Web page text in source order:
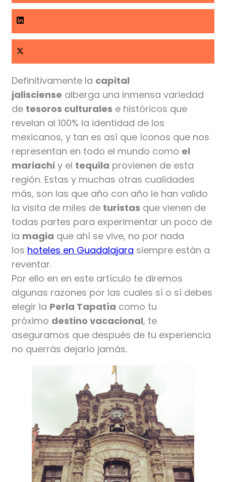
Definitivamente la capital
jalisciense alberga una inmensa variedad
de tesoros culturales e históricos que
revelan al 100% la identidad de los
mexicanos, y tan es así que íconos que nos
representan en todo el mundo como el
mariachi y el tequila provienen de esta
región. Estas y muchas otras cualidades
más, son las que año con año le han valido
la visita de miles de turistas que vienen de
todas partes para experimentar un poco de
la magia que ahí se vive, no por nada
los hoteles en Guadalajara siempre están a
reventar.
Por ello en en este artículo te diremos
algunas razones por las cuales sí o sí debes
elegir la Perla Tapatía como tu
próximo destino vacacional, te
aseguramos que después de tu experiencia
no querrás dejarlo jamás.